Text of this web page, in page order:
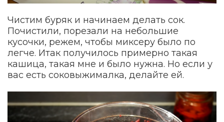
Чистим буряк и начинаем делать сок.
Почистили, порезали на небольшие
кусочки, режем, чтобы миксеру было по
легче. Итак получилось примерно такая
кашица, такая мне и было нужна. Но если у
вас есть соковыжималка, делайте ей.